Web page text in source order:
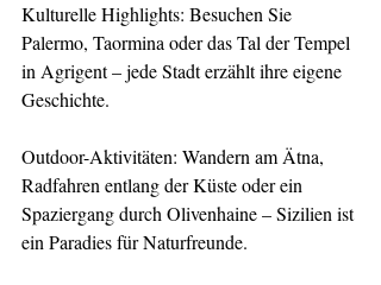
Kulturelle Highlights: Besuchen Sie
Palermo, Taormina oder das Tal der Tempel
in Agrigent – jede Stadt erzählt ihre eigene
Geschichte.
Outdoor-Aktivitäten: Wandern am Ätna,
Radfahren entlang der Küste oder ein
Spaziergang durch Olivenhaine – Sizilien ist
ein Paradies für Naturfreunde.